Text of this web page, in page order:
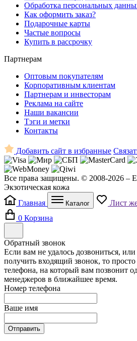
Обработка персональных
Как оформить заказ?
Подарочные карты
Частые вопросы
Купить в рассрочку
Партнерам
Оптовым покупателям
Корпоративным клиентам
Партнерам и инвесторам
Реклама на сайте
Наши вакансии
Тэги и метки
Контакты
Добавить сайт в избранные
Все права защищены. © 2008-2026 –
Экзотическая кожа
Главная
Каталог Лист
0 Корзина
Обратный звонок
Если вам не удалось дозвониться,
получить входящий звонок, то
телефона, на который вам позвонит
менеджеров в ближайшее время.
Номер телефона
Ваше имя
Отправить